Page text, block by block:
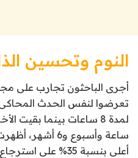
النوم وتحسين
أجرى الباحثون تجارب على
تعرضوا لنفس الحدث
ساعة وأسبوع و6
أعلى بنسبة 35%